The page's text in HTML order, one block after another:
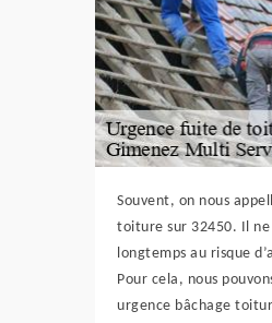
Souvent, on nous
toiture sur 32450. Il
longtemps au risque
Pour cela, nous
urgence bâchage